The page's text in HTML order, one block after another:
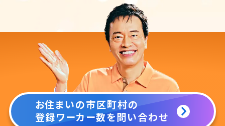
お住まいの市区町村の
登録ワーカー数を問い合わせ